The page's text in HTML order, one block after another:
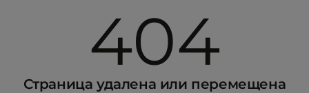
404
Страница удалена или перемещена